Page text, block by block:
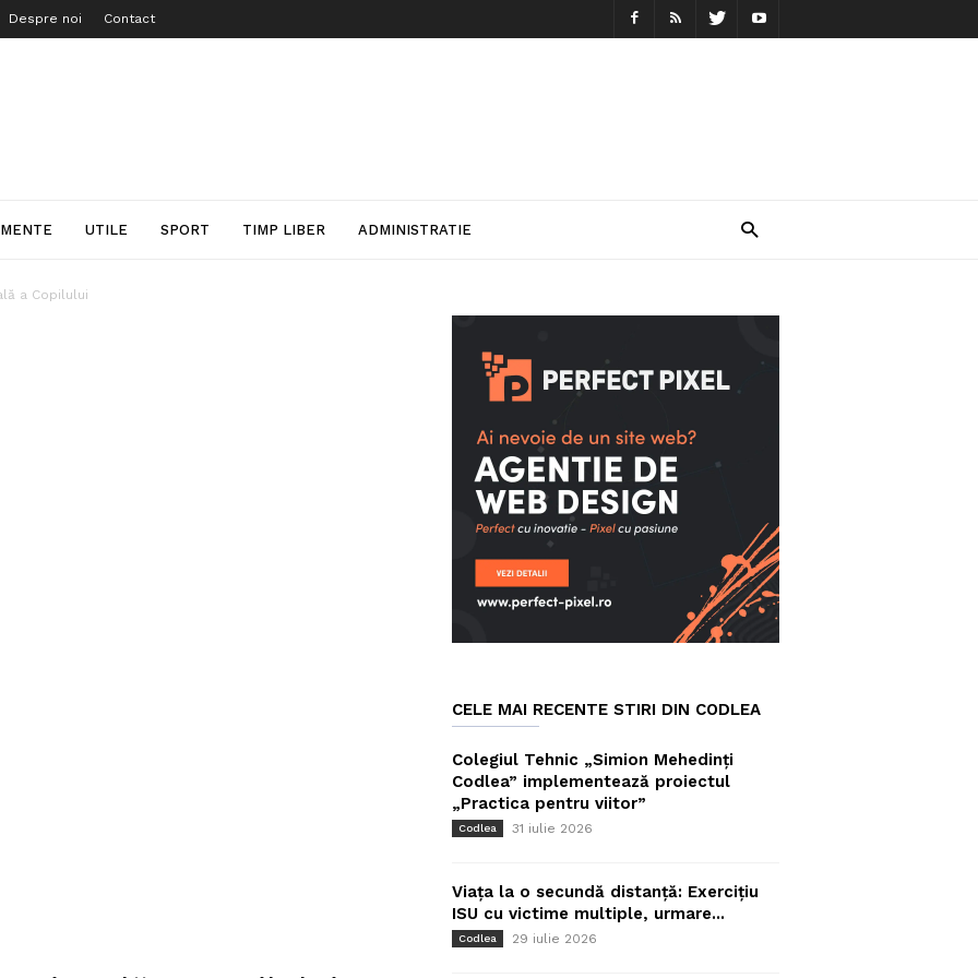
Despre noi Contact
UTILE SPORT TIMP LIBER ADMINISTRATIE
a Copilului
CELE MAI RECENTE STIRI DIN CODLEA
Colegiul Tehnic „Simion Mehedinți
Codlea” implementează proiectul
„Practica pentru viitor”
Codlea 31 iulie 2026
Viața la o secundă distanță: Exercițiu
ISU cu victime multiple, urmare...
Codlea 29 iulie 2026